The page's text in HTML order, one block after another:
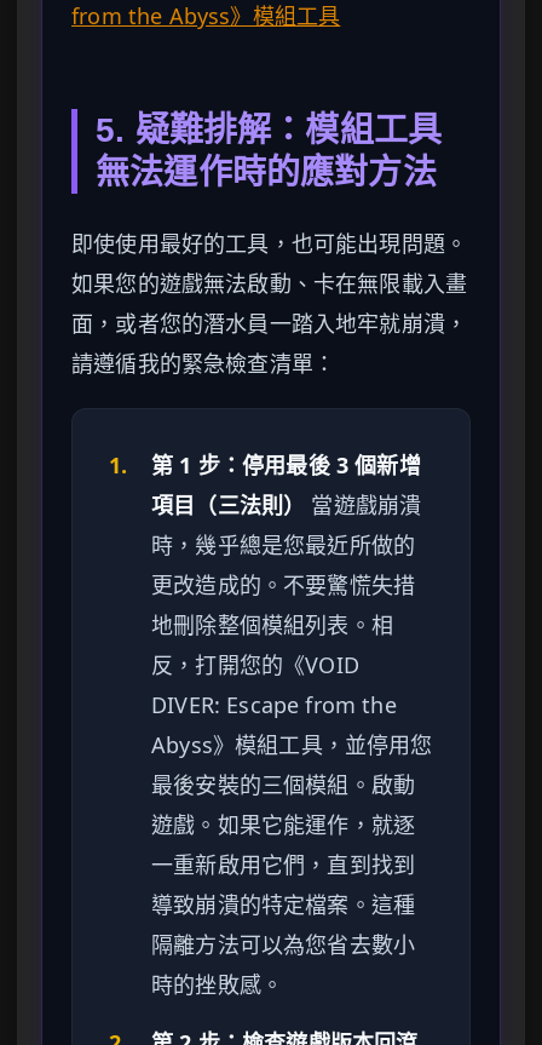
from the Abyss》模組工具
5. 疑難排解：模組工具
無法運作時的應對方法
即使使用最好的工具，也可能出現問題。
如果您的遊戲無法啟動、卡在無限載入畫
面，或者您的潛水員一踏入地牢就崩潰，
請遵循我的緊急檢查清單：
1.
第 1 步：停用最後 3 個新增
項目（三法則）
當遊戲崩潰
時，幾乎總是您最近所做的
更改造成的。不要驚慌失措
地刪除整個模組列表。相
反，打開您的《VOID
DIVER: Escape from the
Abyss》模組工具，並停用您
最後安裝的三個模組。啟動
遊戲。如果它能運作，就逐
一重新啟用它們，直到找到
導致崩潰的特定檔案。這種
隔離方法可以為您省去數小
時的挫敗感。